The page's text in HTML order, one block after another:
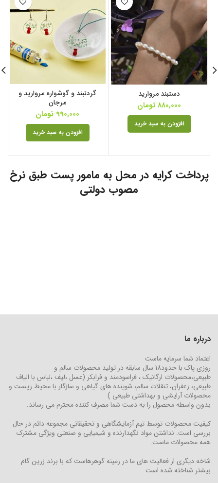
دستبند مروارید
880,000 تومان
افزودن به سبد خرید
گردنبند و گوشواره مروارید و
مرجان
990,000 تومان
افزودن به سبد خرید
پرداخت کرایه در محل به مامور پست طبق نرخ
مصوب دولتی
درباره ما
اعتماد شما سرمایه ماست
روزی پاک با حدود18 سال سابقه در تولید محصولات سالم و
طبیعی،محصولات ارگانیک ، فراسودمند و فرابکر (عسل ،لیف ،لباس با الیاف
طبیعی، زعفران، تنقلات سالم، شوینده های گیاهی و سازگار با محیط زیست و
محصولات آرایشی و بهداشتی طبیعی )
بدون واسطه محصول را به دست شما مصرف کننده محترم می رساند.
کیفیت محصولات توسط تیم آزمایشگاهی و تحقیقاتی مجموعه دائم در حال
بررسی است. نداشتن مواد نگهدارنده و شیمیایی و صنعتی ویژگی مشترک
همه محصولات ماست.
شاخه دیگری از فعالیت های ما در زمینه گوهرهاست که با برند زرین گام
بیشتر شناخته شده است